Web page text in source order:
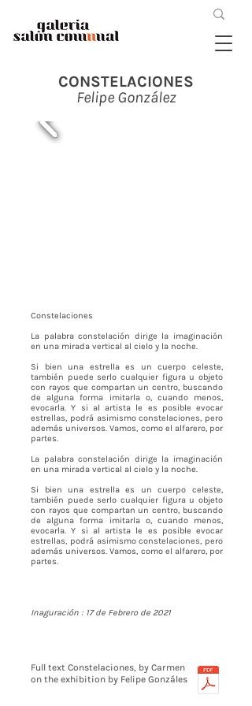
CONSTELACIONES
Felipe González
Constelaciones
La palabra constelación dirige la imaginación
en una mirada vertical al cielo y la noche.
Si bien una estrella es un cuerpo celeste,
también puede serlo cualquier figura u objeto
con rayos que compartan un centro, buscando
de alguna forma imitarla o, cuando menos,
evocarla. Y si al artista le es posible evocar
estrellas, podrá asimismo constelaciones, pero
además universos. Vamos, como el alfarero, por
partes.
La palabra constelación dirige la imaginación
en una mirada vertical al cielo y la noche.
Si bien una estrella es un cuerpo celeste,
también puede serlo cualquier figura u objeto
con rayos que compartan un centro, buscando
de alguna forma imitarla o, cuando menos,
evocarla. Y si al artista le es posible evocar
estrellas, podrá asimismo constelaciones, pero
además universos. Vamos, como el alfarero, por
partes.
Inaguración : 17 de Febrero de 2021
Full text Constelaciones, by Carmen
on the exhibition by Felipe Gonzáles